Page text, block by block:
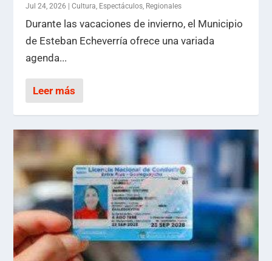
Jul 24, 2026 |Cultura Espectáculos Regionales
Durante las vacaciones de invierno, el Municipio
de Esteban Echeverría ofrece una variada
agenda...
Leer más